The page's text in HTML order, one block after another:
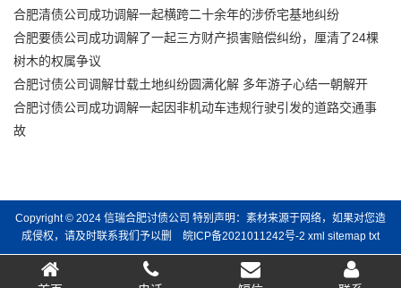
合肥清债公司成功调解一起横跨二十余年的涉侨宅基地纠纷
合肥要债公司成功调解了一起三方财产损害赔偿纠纷，厘清了24棵
树木的权属争议
合肥讨债公司调解廿载土地纠纷圆满化解 多年游子心结一朝解开
合肥讨债公司成功调解一起因非机动车违规行驶引发的道路交通事
故
Copyright © 2024 信瑞合肥讨债公司 特别声明：素材来源于网络，如果对您造
成侵权，请及时联系我们予以删 皖ICP备2021011242号-2 xml sitemap txt